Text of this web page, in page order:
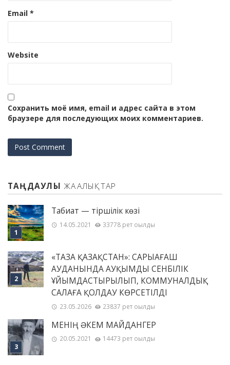
Email *
Website
Сохранить моё имя, email и адрес сайта в этом
браузере для последующих моих комментариев.
ТАҢДАУЛЫ ЖАҢАЛЫҚТАР
Табиғат — тіршілік көзі
14.05.2021 33778 рет оқылды
«ТАЗА ҚАЗАҚСТАН»: САРЫАҒАШ
АУДАНЫНДА АУҚЫМДЫ СЕНБІЛІК
ҰЙЫМДАСТЫРЫЛЫП, КОММУНАЛДЫҚ
САЛАҒА ҚОЛДАУ КӨРСЕТІЛДІ
23.05.2026 23837 рет оқылды
МЕНІҢ ƏКЕМ МАЙДАНГЕР
20.05.2021 14473 рет оқылды